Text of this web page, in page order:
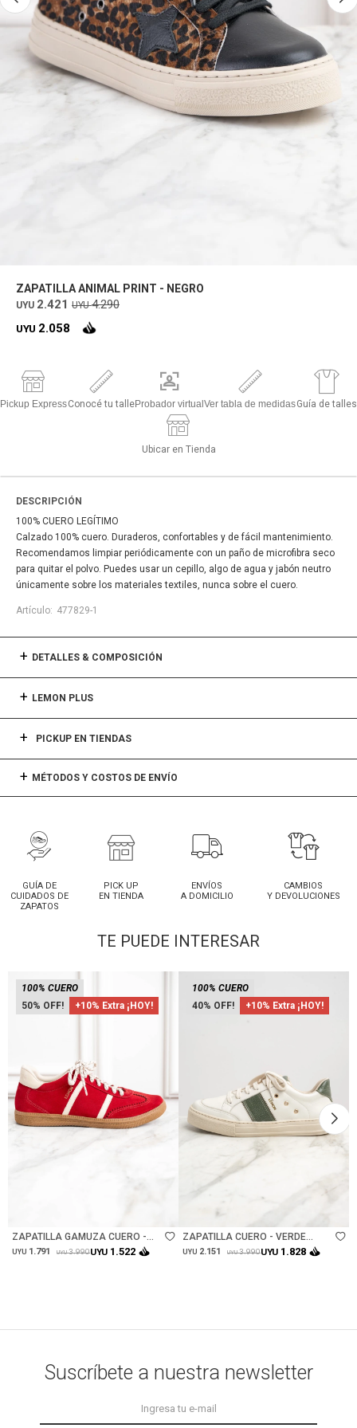
ZAPATILLA ANIMAL PRINT - NEGRO
UYU 2.421 UYU 4.290
UYU 2.058
Pickup ExpressConocé tu talleProbador virtual Ver tabla de medidasGuía de talles
Ubicar en Tienda
DESCRIPCIÓN
100% CUERO LEGÍTIMO
Calzado 100% cuero. Duraderos, confortables y de fácil mantenimiento.
Recomendamos limpiar periódicamente con un paño de microfibra seco
para quitar el polvo. Puedes usar un cepillo, algo de agua y jabón neutro
únicamente sobre los materiales textiles, nunca sobre el cuero.
477829-1
DETALLES & COMPOSICIÓN
LEMON PLUS
PICKUP EN TIENDAS
MÉTODOS Y COSTOS DE ENVÍO
GUÍA DE
CUIDADOS DE
ZAPATOS
PICK UP
EN TIENDA
ENVÍOS
A DOMICILIO
CAMBIOS
Y DEVOLUCIONES
TE PUEDE INTERESAR
50 +10% Extra ¡HOY!
100% CUERO
ZAPATILLA GAMUZA CUERO -
ROJO
UYU 1.791 UYU 3.990UYU 1.522
40 +10% Extra ¡HOY!
100% CUERO
ZAPATILLA CUERO - VERDE
INGLES
UYU 2.151 UYU 3.990UYU 1.828
Suscríbete a nuestra newsletter